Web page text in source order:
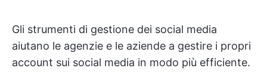
Gli strumenti di gestione dei social media
aiutano le agenzie e le aziende a gestire i propri
account sui social media in modo più efficiente.